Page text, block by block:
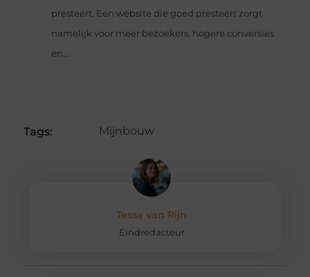
presteert. Een website die goed presteert zorgt
namelijk voor meer bezoekers, hogere conversies
en...
Tags: Mijnbouw
Tessa van Rijn
Eindredacteur